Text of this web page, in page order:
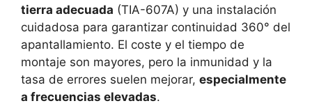
tierra adecuada (TIA-607A) y una instalación
cuidadosa para garantizar continuidad 360° del
apantallamiento. El coste y el tiempo de
montaje son mayores, pero la inmunidad y la
tasa de errores suelen mejorar, especialmente
a frecuencias elevadas.